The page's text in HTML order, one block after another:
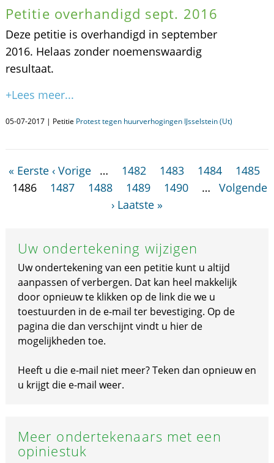
Petitie overhandigd sept. 2016
Deze petitie is overhandigd in september
2016. Helaas zonder noemenswaardig
resultaat.
+Lees meer...
05-07-2017 | Petitie Protest tegen huurverhogingen IJsselstein (Ut)
« Eerste ‹ Vorige … 1482 1483 1484
1485
1486
1487 1488 1489 1490 …
Volgende
› Laatste »
Uw ondertekening wijzigen
Uw ondertekening van een petitie kunt u altijd
aanpassen of verbergen. Dat kan heel makkelijk
door opnieuw te klikken op de link die we u
toestuurden in de e-mail ter bevestiging. Op de
pagina die dan verschijnt vindt u hier de
mogelijkheden toe.
Heeft u die e-mail niet meer? Teken dan opnieuw en
u krijgt die e-mail weer.
Meer ondertekenaars met een
opiniestuk